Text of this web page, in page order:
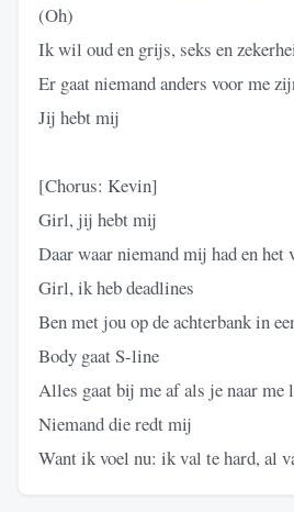
(Oh)
Ik wil oud en grijs, seks en
Er gaat niemand anders voor me
Jij hebt mij
[Chorus: Kevin]
Girl, jij hebt mij
Daar waar niemand mij had en het
Girl, ik heb deadlines
Ben met jou op de achterbank in
Body gaat S-line
Alles gaat bij me af als je naar me
Niemand die redt mij
Want ik voel nu: ik val te hard, al